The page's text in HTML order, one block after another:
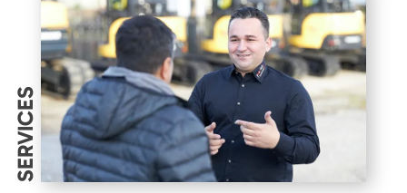
SERVICES